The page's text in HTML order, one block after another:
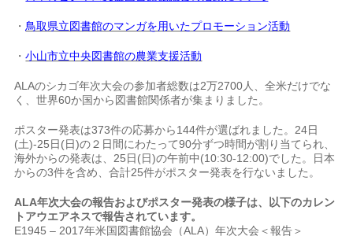
・ 鳥取県立図書館のマンガを用いたプロモーション活動
・小山市立中央図書館の農業支援活動
ALAのシカゴ年次大会の参加者総数は2万2700人、全米だけでな
く、世界60か国から図書館関係者が集まりました。
ポスター発表は373件の応募から144件が選ばれました。24日
(土)-25日(日)の２日間にわたって90分ずつ時間が割り当てられ、
海外からの発表は、25日(日)の午前中(10:30-12:00)でした。日本
からの3件を含め、合計25件がポスター発表を行ないました。
ALA年次大会の報告およびポスター発表の様子は、以下のカレン
トアウエアネスで報告されています。
E1945 – 2017年米国図書館協会（ALA）年次大会＜報告＞